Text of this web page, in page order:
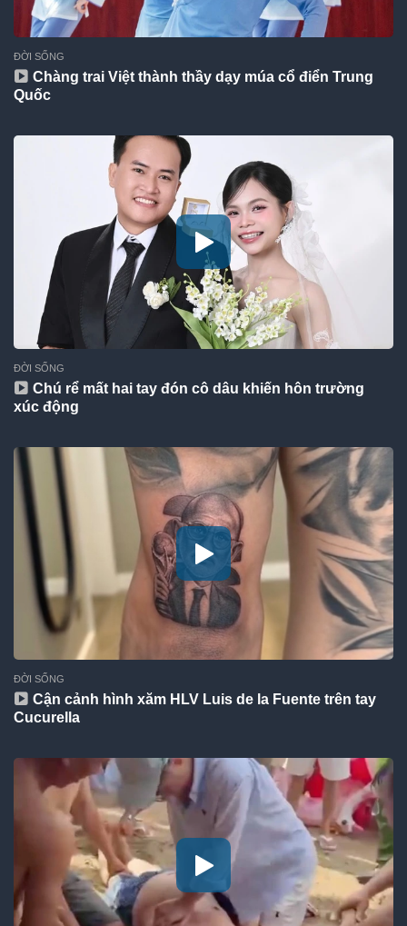
ĐỜI SỐNG
Chàng trai Việt thành thầy dạy múa cổ điển Trung
Quốc
ĐỜI SỐNG
Chú rể mất hai tay đón cô dâu khiến hôn trường
xúc động
ĐỜI SỐNG
Cận cảnh hình xăm HLV Luis de la Fuente trên tay
Cucurella